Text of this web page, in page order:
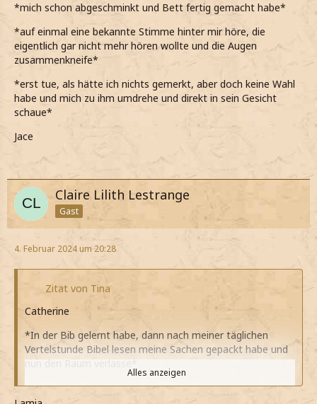
*mich schon abgeschminkt und Bett fertig gemacht habe*
*auf einmal eine bekannte Stimme hinter mir höre, die
eigentlich gar nicht mehr hören wollte und die Augen
zusammenkneife*
*erst tue, als hätte ich nichts gemerkt, aber doch keine Wahl
habe und mich zu ihm umdrehe und direkt in sein Gesicht
schaue*
Jace
Claire Lilith Lestrange
Gast
4. Februar 2024 um 20:28
Zitat von Tina
Catherine
*In der Bib gelernt habe, dann nach meiner täglichen
Vertelstunde Bibel lesen meine Sachen gepackt habe und
nun den Raum verlasse*
*über einen Vers lange nachdenken muss*
Alles anzeigen